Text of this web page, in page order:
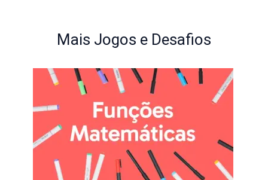
Mais Jogos e Desafios